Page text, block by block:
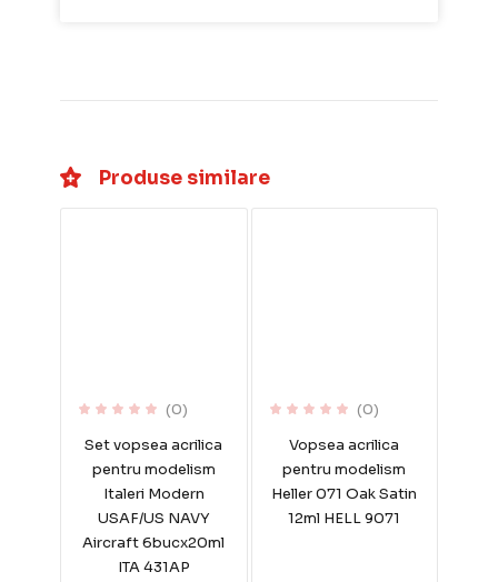
Produse similare
(0)
Set vopsea acrilica
pentru modelism
Italeri Modern
USAF/US NAVY
Aircraft 6bucx20ml
ITA 431AP
(0)
Vopsea acrilica
pentru modelism
Heller 071 Oak Satin
12ml HELL 9071